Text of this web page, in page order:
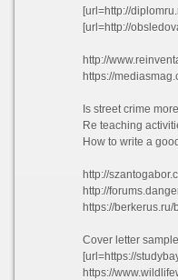
[url=http://
[url=http://
http://
https://mediasmag.com/
Is street crime
Re teaching activities
How to write a
http://
http://
https://berkerus.ru/blog/
Cover letter
[url=https://
https://